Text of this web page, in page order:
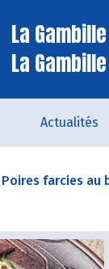
La
La
Actualités
Poires farcies au